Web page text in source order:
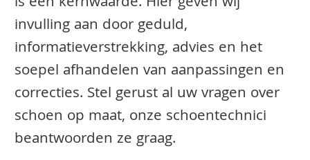
invulling aan door geduld,
informatieverstrekking, advies en het
soepel afhandelen van aanpassingen en
correcties. Stel gerust al uw vragen over
schoen op maat, onze schoentechnici
beantwoorden ze graag.